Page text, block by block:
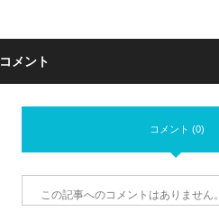
コメント
コメント (0)
この記事へのコメントはありません。